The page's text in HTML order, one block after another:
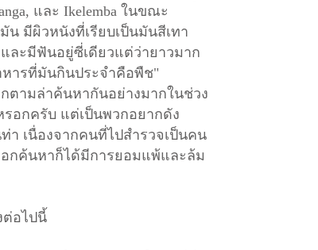
และ Ikelemba ในขณะ
มีผิวหนังที่เรียบเป็นมันสีเทา
ละมีฟันอยู่ซี่เดียวแต่ว่ายาวมาก
ารที่มันกินประจำคือพืช"
ตามล่าค้นหากันอย่างมากในช่วง
อกครับ แต่เป็นพวกอยากดัง
เนื่องจากคนที่ไปสำรวจเป็นคน
กค้นหาก็ได้มีการยอมแพ้และล้ม
ต่อไปนี้